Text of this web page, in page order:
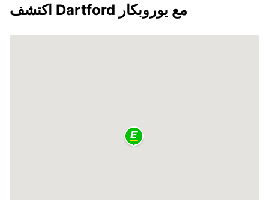
اكتشف Dartford مع يوروبكار